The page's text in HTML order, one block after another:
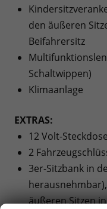
den äußeren
Beifahrersitz
Schaltwippen)
Klimaanlage
EXTRAS:
12 Volt-
2
3er-Sitzbank in
äußeren Sitzen in